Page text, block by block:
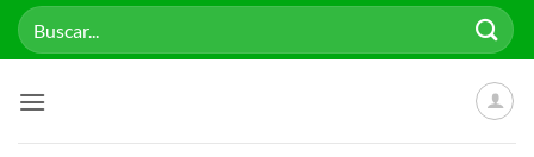
Saltar
Buscar
por: